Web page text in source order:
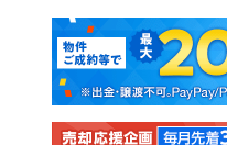
新築マンション
新築一戸建て
マンションカタログ